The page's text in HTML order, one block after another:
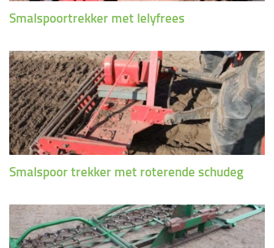
Smalspoortrekker met lelyfrees
Smalspoor trekker met roterende schudeg